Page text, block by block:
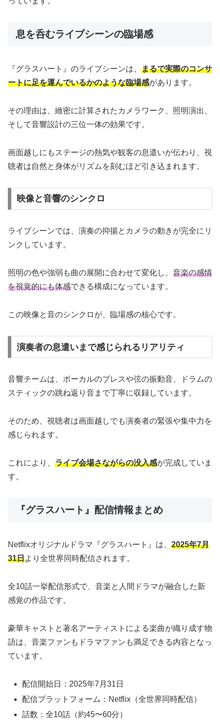
息を呑むライブシーンの臨場感
『グラスハート』のライブシーンは、 まるで実際のコンサ
ートに足を運んでいるかのような臨場感があります。
その理由は、緻密に計算されたカメラワーク、照明演出、
そして音響設計の三位一体の効果です。
画面越しにもステージの熱気や観客の息遣いが伝わり、視
聴者は自然と身体がリズムを刻むほど引き込まれます。
映像と音響のシンクロ
ライブシーンでは、演奏の抑揚とカメラの動きが完全にリ
ンクしています。
照明の色や強弱も曲の展開に合わせて変化し、 音楽の感情
を視覚的にも体感できる構成になっています。
この映像と音のシンクロが、臨場感の核心です。
演奏者の息遣いまで感じられるリアリティ
音響チームは、ボーカルのブレスや弦の振動音、ドラムの
スティックの跳ね返り音まで丁寧に収録しています。
そのため、視聴者は画面越しでも演奏者の緊張や集中力を
感じられます。
これにより、 ライブ会場さながらの没入感が完成していま
す。
『グラスハート』配信情報まとめ
Netflixオリジナルドラマ『グラスハート』は、 2025年7月
31日より全世界同時配信されます。
全10話一挙配信形式で、音楽と人間ドラマが融合した新
感覚の作品です。
豪華キャストと著名アーティストによる楽曲が織り成す物
語は、音楽ファンもドラマファンも満足できる内容となっ
ています。
配信開始日：2025年7月31日
配信プラットフォーム：Netflix（全世界同時配信）
話数：全10話（約45〜60分）